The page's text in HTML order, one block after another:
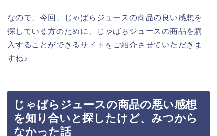
なので、今回、じゃばらジュースの商品の良い感想を
探している方のために、じゃばらジュースの商品を購
入することができるサイトをご紹介させていただきま
すね♪
じゃばらジュースの商品の悪い感想
を知り合いと探したけど、みつから
なかった話